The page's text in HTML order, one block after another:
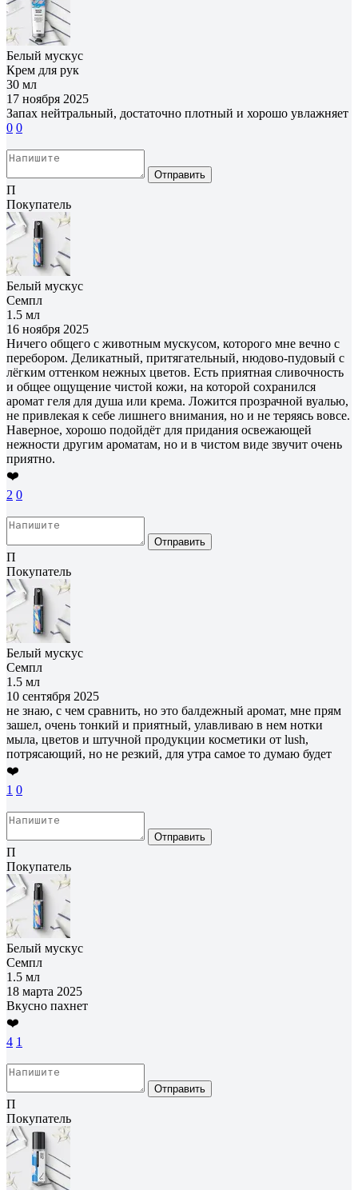
Белый мускус
Крем для рук
30 мл
17 ноября 2025
Запах нейтральный, достаточно плотный и хорошо увлажняет
0 0
Отправить
П
Покупатель
Белый мускус
Семпл
1.5 мл
16 ноября 2025
Ничего общего с животным мускусом, которого мне вечно с
перебором. Деликатный, притягательный, нюдово-пудовый с
лёгким оттенком нежных цветов. Есть приятная сливочность
и общее ощущение чистой кожи, на которой сохранился
аромат геля для душа или крема. Ложится прозрачной вуалью,
не привлекая к себе лишнего внимания, но и не теряясь вовсе.
Наверное, хорошо подойдёт для придания освежающей
нежности другим ароматам, но и в чистом виде звучит очень
приятно.
❤️
2 0
Отправить
П
Покупатель
Белый мускус
Семпл
1.5 мл
10 сентября 2025
не знаю, с чем сравнить, но это балдежный аромат, мне прям
зашел, очень тонкий и приятный, улавливаю в нем нотки
мыла, цветов и штучной продукции косметики от lush,
потрясающий, но не резкий, для утра самое то думаю будет
❤️
1 0
Отправить
П
Покупатель
Белый мускус
Семпл
1.5 мл
18 марта 2025
Вкусно пахнет
❤️
4 1
Отправить
П
Покупатель